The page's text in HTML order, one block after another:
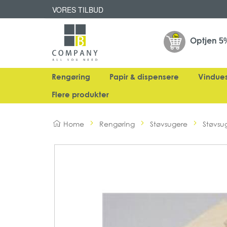
VORES TILBUD
Optjen
Rengøring Papir & dispensere
Flere produkter
Home Rengøring Støvsugere